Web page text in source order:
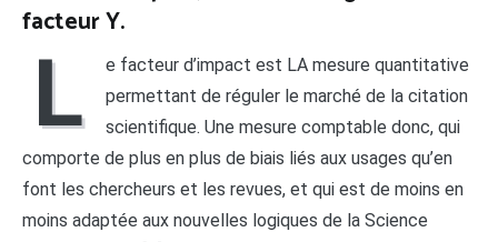
facteur Y.
L
e facteur d’impact est LA mesure quantitative
permettant de réguler le marché de la citation
scientifique. Une mesure comptable donc, qui
comporte de plus en plus de biais liés aux usages qu’en
font les chercheurs et les revues, et qui est de moins en
moins adaptée aux nouvelles logiques de la Science